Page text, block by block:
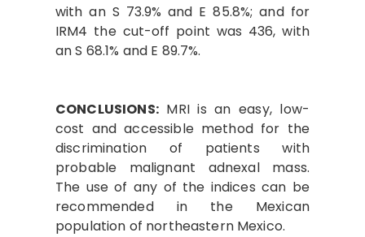
with an S 73.9% and E 85.8%; and for
IRM4 the cut-off point was 436, with
an S 68.1% and E 89.7%.
CONCLUSIONS:MRI is an easy, low-
cost and accessible method for the
discrimination of patients with
probable malignant adnexal mass.
The use of any of the indices can be
recommended in the Mexican
population of northeastern Mexico.